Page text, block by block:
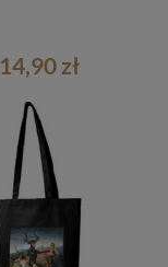
14,90 zł